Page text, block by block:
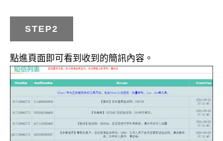
STEP2
點進頁面即可看到收到的簡訊內容。